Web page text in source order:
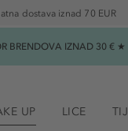
dostava iznad 70 EUR
BRENDOVA IZNAD 30 €
UP LICE